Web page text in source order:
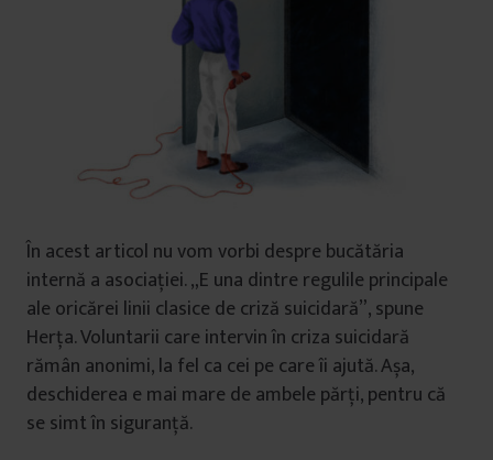
În acest articol nu vom vorbi despre bucătăria
internă a asociației. „E una dintre regulile principale
ale oricărei linii clasice de criză suicidară”, spune
Herța. Voluntarii care intervin în criza suicidară
rămân anonimi, la fel ca cei pe care îi ajută. Așa,
deschiderea e mai mare de ambele părți, pentru că
se simt în siguranță.